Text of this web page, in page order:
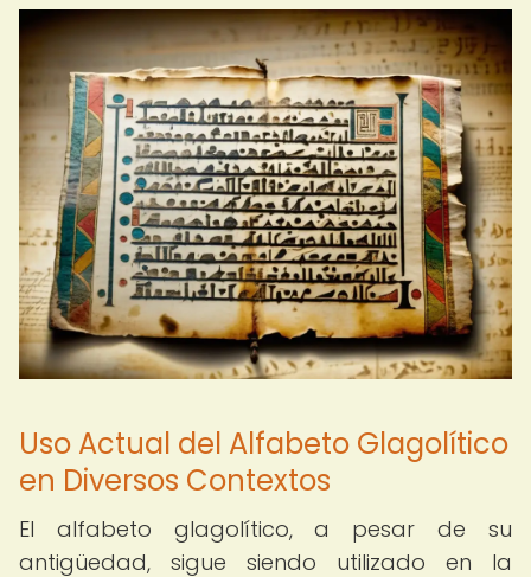
Uso Actual del Alfabeto Glagolítico
en Diversos Contextos
El alfabeto glagolítico, a pesar de su
antigüedad, sigue siendo utilizado en la